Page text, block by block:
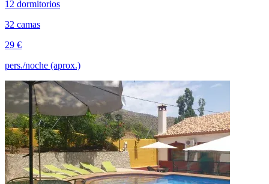
12 dormitorios
32 camas
29 €
pers./noche (aprox.)